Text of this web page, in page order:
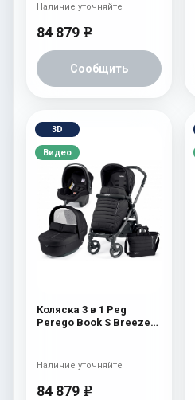
Kaki
84 879 e
Сообщить
Наличие уточняйте
3D
Видео
Коляска 3 в 1 Peg
Perego Book S Breeze
Noir
84 879 e
Наличие уточняйте